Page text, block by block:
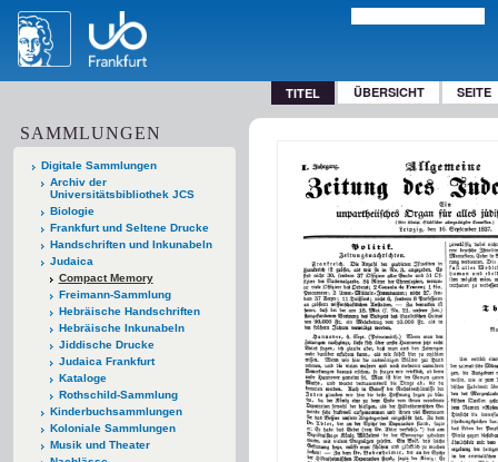
TITEL ÜBERSICHT SEITE
SAMMLUNGEN
Digitale Sammlungen
Archiv der
Universitätsbibliothek JCS
Biologie
Frankfurt und Seltene Drucke
Handschriften und Inkunabeln
Judaica
Compact Memory
Freimann-Sammlung
Hebräische Handschriften
Hebräische Inkunabeln
Jiddische Drucke
Judaica Frankfurt
Kataloge
Rothschild-Sammlung
Kinderbuchsammlungen
Koloniale Sammlungen
Musik und Theater